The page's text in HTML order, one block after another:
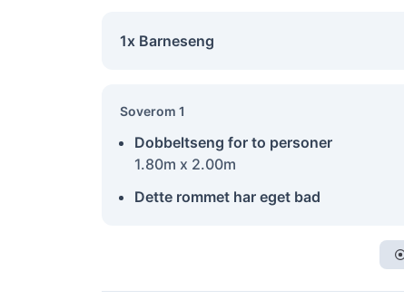
1x Barneseng
Soverom 1
Dobbeltseng for to personer
1.80m x 2.00m
Dette rommet har eget bad